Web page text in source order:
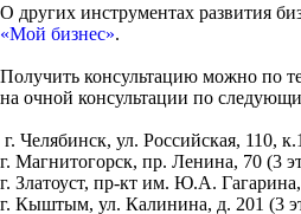
О других инструментах развития
«Мой бизнес».
Получить консультацию можно по
на очной консультации по
г. Челябинск, ул. Российская, 110,
г. Магнитогорск, пр. Ленина, 70 (3
г. Златоуст, пр-кт им. Ю.А.
г. Кыштым, ул. Калинина, д. 201 (3